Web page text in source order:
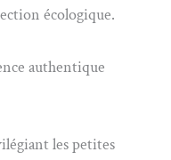
écologique.
authentique
les petites